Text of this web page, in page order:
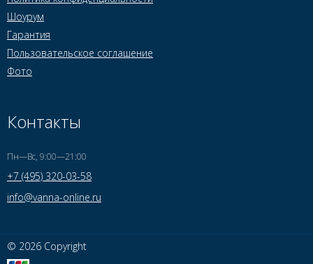
Шоурум
Гарантия
Пользовательское соглашение
Фото
Контакты
Пн—Вс, 9:00—21:00
+7 (495) 320-03-58
info@vanna-online.ru
© 2026 Copyright